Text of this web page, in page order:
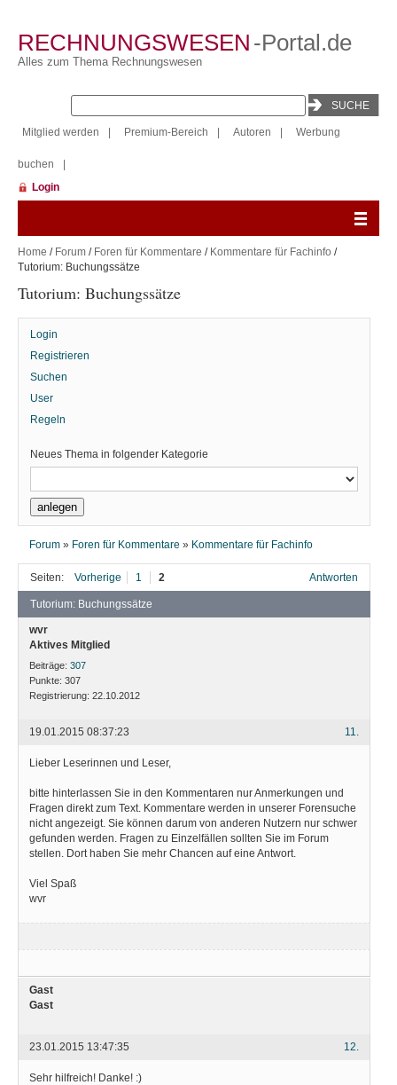
RECHNUNGSWESEN -Portal.de
Alles zum Thema Rechnungswesen
Mitglied werden Premium-Bereich Autoren Werbung
buchen
Login
Home / Forum / Foren für Kommentare / Kommentare für Fachinfo /
Tutorium: Buchungssätze
Tutorium: Buchungssätze
Login
Registrieren
Suchen
User
Regeln
Neues Thema in folgender Kategorie
Forum » Foren für Kommentare » Kommentare für Fachinfo
Seiten: Vorherige 1 2 Antworten
Tutorium: Buchungssätze
wvr
Aktives Mitglied
Beiträge: 307
Punkte: 307
Registrierung: 22.10.2012
11.
19.01.2015 08:37:23
Lieber Leserinnen und Leser,
bitte hinterlassen Sie in den Kommentaren nur Anmerkungen und
Fragen direkt zum Text. Kommentare werden in unserer Forensuche
nicht angezeigt. Sie können darum von anderen Nutzern nur schwer
gefunden werden. Fragen zu Einzelfällen sollten Sie im Forum
stellen. Dort haben Sie mehr Chancen auf eine Antwort.
Viel Spaß
wvr
Gast
Gast
12.
23.01.2015 13:47:35
Sehr hilfreich! Danke! :)